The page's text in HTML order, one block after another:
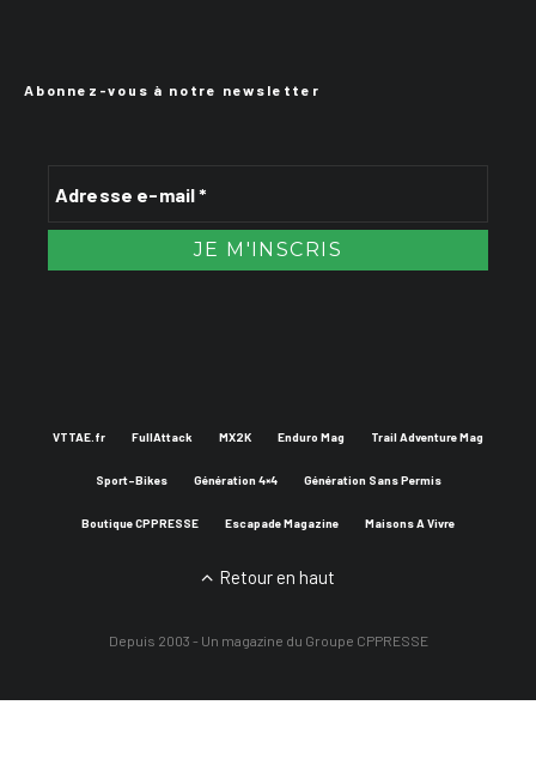
Abonnez-vous à notre newsletter
VTTAE.fr FullAttack MX2K Enduro Mag Trail Adventure Mag
Sport-Bikes Génération 4×4 Génération Sans Permis
Boutique CPPRESSE Escapade Magazine Maisons A Vivre
Retour en haut
Depuis 2003 - Un magazine du Groupe CPPRESSE